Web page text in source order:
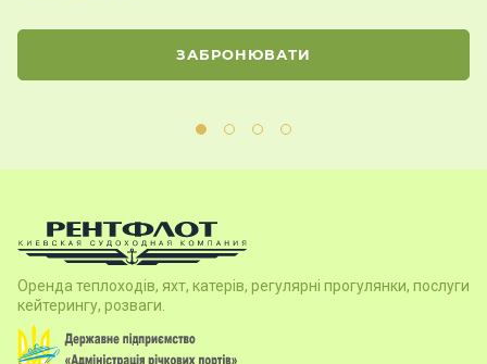
ЗАБРОНЮВАТИ
Оренда теплоходів, яхт, катерів, регулярні прогулянки, послуги
кейтерингу, розваги.